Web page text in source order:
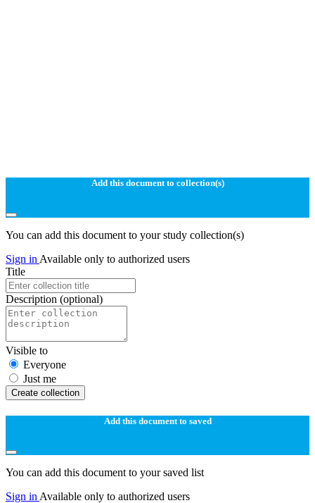
Add this document to collection(s)
You can add this document to your study collection(s)
Sign in Available only to authorized users
Title
Description (optional)
Visible to
Everyone
Just me
Create collection
Add this document to saved
You can add this document to your saved list
Sign in Available only to authorized users